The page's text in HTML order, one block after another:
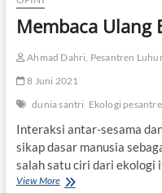
a
a
T
d
i
N
Membaca Ulang
Ahmad Dahri, Pesantren
8 Juni 2021
dunia santri Ekologi
Interaksi antar-sesama
sikap dasar manusia
salah satu ciri dari ekologi
View MoreM